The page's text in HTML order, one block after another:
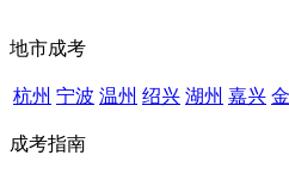
地市成考
杭州 宁波 温州 绍兴 湖州 嘉兴
成考指南